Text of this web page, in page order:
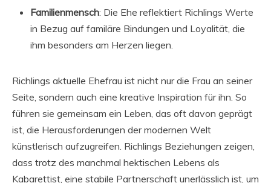
Familienmensch: Die Ehe reflektiert Richlings Werte
in Bezug auf familäre Bindungen und Loyalität, die
ihm besonders am Herzen liegen.
Richlings aktuelle Ehefrau ist nicht nur die Frau an seiner
Seite, sondern auch eine kreative Inspiration für ihn. So
führen sie gemeinsam ein Leben, das oft davon geprägt
ist, die Herausforderungen der modernen Welt
künstlerisch aufzugreifen. Richlings Beziehungen zeigen,
dass trotz des manchmal hektischen Lebens als
Kabarettist, eine stabile Partnerschaft unerlässlich ist, um